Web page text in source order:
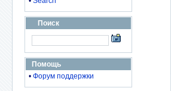
Поиск
Помощь
• Форум поддержки